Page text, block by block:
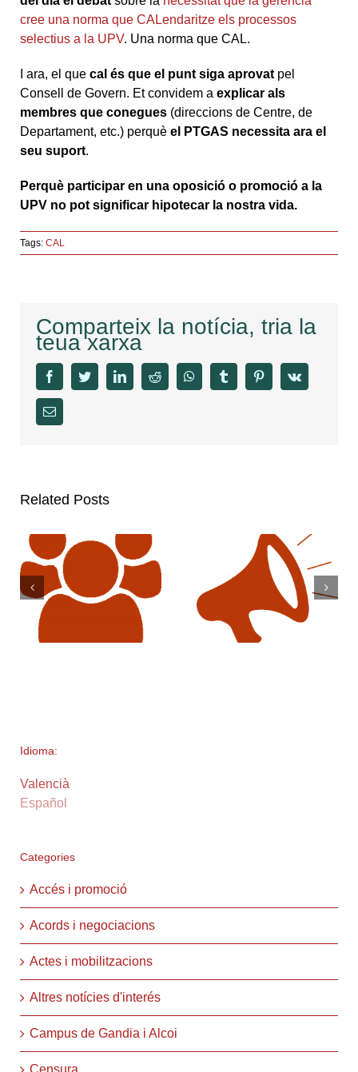
cree una norma que CALendaritze els processos
selectius a la UPV. Una norma que CAL.
I ara, el que cal és que el punt siga aprovat pel
Consell de Govern. Et convidem a explicar als
membres que conegues (direccions de Centre, de
Departament, etc.) perquè el PTGAS necessita ara el
seu suport.
Perquè participar en una oposició o promoció a la
UPV no pot significar hipotecar la nostra vida.
Tags: CAL
Comparteix la notícia, tria la
teua xarxa
facebooktwitter linkedinreddit whatsapptumblr pinterestvk
Email
Related Posts
Idioma:
Valencià
Español
Categories
Accés i promoció
Acords i negociacions
Actes i mobilitzacions
Altres notícies d'interés
Campus de Gandia i Alcoi